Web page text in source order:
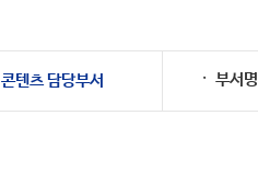
콘텐츠 담당부서 부서명